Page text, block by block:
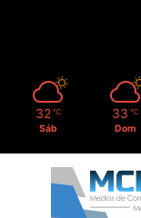
32 ℃
Sáb
33 ℃
Dom